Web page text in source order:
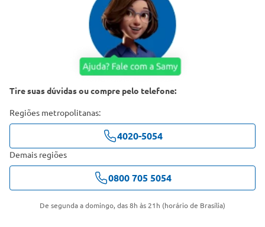
Tire suas dúvidas ou compre pelo telefone:
Regiões metropolitanas:
4020-5054
Demais regiões
0800 705 5054
De segunda a domingo, das 8h às 21h (horário de Brasília)